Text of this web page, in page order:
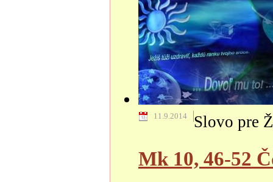
Slovo pre
11.9.2014
Mk 10, 46-52